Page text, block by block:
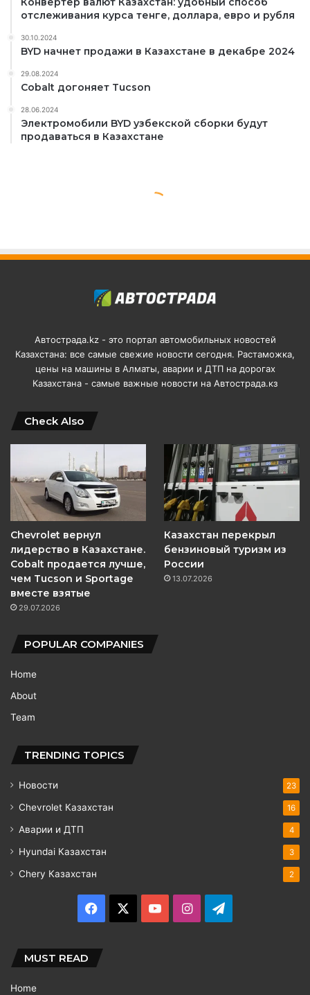
отслеживания курса тенге, доллара, евро и рубля
30.10.2024
BYD начнет продажи в Казахстане в декабре 2024
29.08.2024
Cobalt догоняет Tucson
28.06.2024
Электромобили BYD узбекской сборки будут
продаваться в Казахстане
Автострада.kz - это портал автомобильных новостей
Казахстана: все самые свежие новости сегодня. Растаможка,
цены на машины в Алматы, аварии и ДТП на дорогах
Казахстана - самые важные новости на Автострада.кз
Check Also
Chevrolet вернул
лидерство в Казахстане.
Cobalt продается лучше,
чем Tucson и Sportage
вместе взятые
29.07.2026
Казахстан перекрыл
бензиновый туризм из
России
13.07.2026
POPULAR COMPANIES
Home
About
Team
TRENDING TOPICS
Новости 23
Chevrolet Казахстан 16
Аварии и ДТП 4
Hyundai Казахстан 3
Chery Казахстан 2
Facebook YouTubeInstagram
MUST READ
Home